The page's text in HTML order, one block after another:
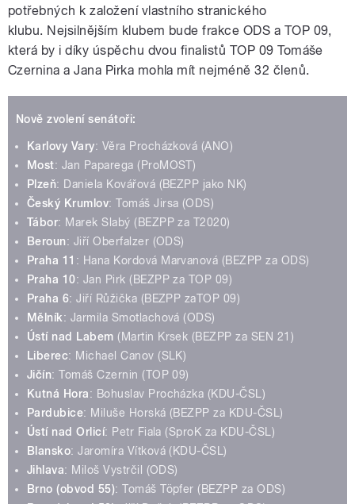
potřebných k založení vlastního stranického
klubu. Nejsilnějším klubem bude frakce ODS a TOP 09,
která by i díky úspěchu dvou finalistů TOP 09 Tomáše
Czernina a Jana Pirka mohla mít nejméně 32 členů.
Nově zvolení senátoři:
Karlovy Vary: Věra Procházková (ANO)
Most: Jan Paparega (ProMOST)
Plzeň: Daniela Kovářová (BEZPP jako NK)
Český Krumlov: Tomáš Jirsa (ODS)
Tábor: Marek Slabý (BEZPP za T2020)
Beroun: Jiří Oberfalzer (ODS)
Praha 11 : Hana Kordová Marvanová (BEZPP za ODS)
Praha 10: Jan Pirk (BEZPP za TOP 09)
Praha 6: Jiří Růžička (BEZPP zaTOP 09)
Mělník: Jarmila Smotlachová (ODS)
Ústí nad Labem (Martin Krsek (BEZPP za SEN 21)
Liberec: Michael Canov (SLK)
Jičín: Tomáš Czernin (TOP 09)
Kutná Hora: Bohuslav Procházka (KDU-ČSL)
Pardubice: Miluše Horská (BEZPP za KDU-ČSL)
Ústí nad Orlicí: Petr Fiala (SproK za KDU-ČSL)
Blansko: Jaromíra Vítková (KDU-ČSL)
Jihlava: Miloš Vystrčil (ODS)
Brno (obvod 55): Tomáš Töpfer (BEZPP za ODS)